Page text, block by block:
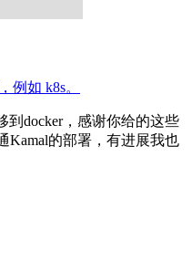
例如 k8s。
到docker，感谢你给的这些
Kamal的部署，有进展我也